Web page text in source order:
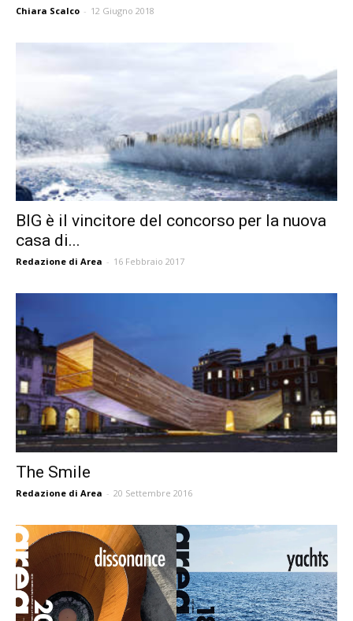
Chiara Scalco - 12 Giugno 2018
BIG è il vincitore del concorso per la nuova
casa di...
Redazione di Area - 16 Febbraio 2017
The Smile
Redazione di Area - 20 Settembre 2016